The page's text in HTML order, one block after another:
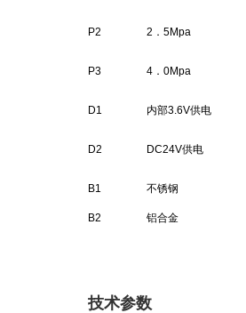
P2 2．5Mpa
P3 4．0Mpa
D1 内部3.6V供电
D2 DC24V供电
B1 不锈钢
B2 铝合金
技术参数